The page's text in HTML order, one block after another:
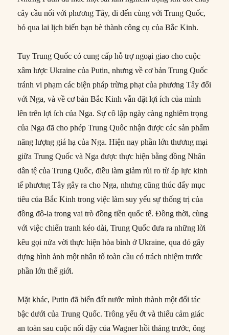
cây cầu nối với phương Tây, đi đến cùng với Trung Quốc,
bỏ qua lai lịch biến bạn bè thành công cụ của Bắc Kinh.
Tuy Trung Quốc có cung cấp hỗ trợ ngoại giao cho cuộc
xâm lược Ukraine của Putin, nhưng về cơ bản Trung Quốc
tránh vi phạm các biện pháp trừng phạt của phương Tây đối
với Nga, và về cơ bản Bắc Kinh vẫn đặt lợi ích của mình
lên trên lợi ích của Nga. Sự cô lập ngày càng nghiêm trọng
của Nga đã cho phép Trung Quốc nhận được các sản phẩm
năng lượng giá hạ của Nga. Hiện nay phần lớn thương mại
giữa Trung Quốc và Nga được thực hiện bằng đồng Nhân
dân tệ của Trung Quốc, điều làm giảm rủi ro từ áp lực kinh
tế phương Tây gây ra cho Nga, nhưng cũng thúc đẩy mục
tiêu của Bắc Kinh trong việc làm suy yếu sự thống trị của
đồng đô-la trong vai trò đồng tiền quốc tế. Đồng thời, cùng
với việc chiến tranh kéo dài, Trung Quốc đưa ra những lời
kêu gọi nửa vời thực hiện hòa bình ở Ukraine, qua đó gây
dựng hình ảnh một nhân tố toàn cầu có trách nhiệm trước
phần lớn thế giới.
Mặt khác, Putin đã biến đất nước mình thành một đối tác
bậc dưới của Trung Quốc. Trông yếu ớt và thiếu cảm giác
an toàn sau cuộc nổi dậy của Wagner hồi tháng trước, ông